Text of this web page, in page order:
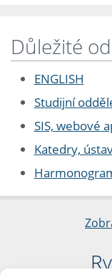
Důležité
ENGLISH
Studijní
SIS, webové
Katedry,